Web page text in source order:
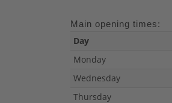
Main opening times:
Day
Monday
Wednesday
Thursday